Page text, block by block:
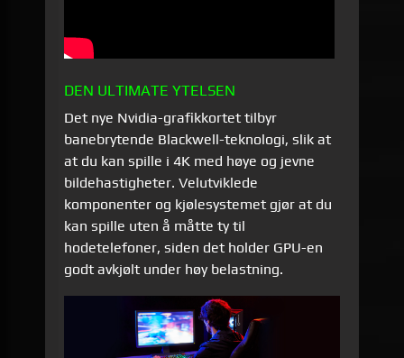
DEN ULTIMATE YTELSEN
Det nye Nvidia-grafikkortet tilbyr
banebrytende Blackwell-teknologi, slik at
at du kan spille i 4K med høye og jevne
bildehastigheter. Velutviklede
komponenter og kjølesystemet gjør at du
kan spille uten å måtte ty til
hodetelefoner, siden det holder GPU-en
godt avkjølt under høy belastning.